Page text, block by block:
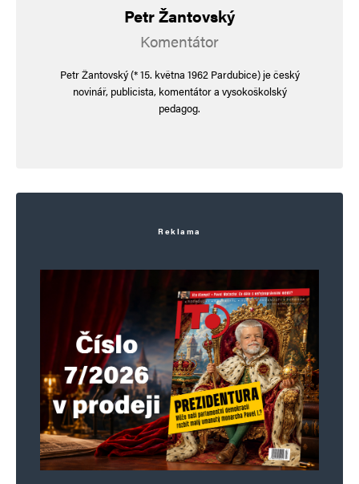
Uložit do prohlížeče jméno, e-mail a webovou stránku pro budoucí
Informujte mě o nových komentářích e-mailem.
Petr Žantovský
Komentátor
Petr Žantovský (* 15. května 1962 Pardubice) je český
novinář, publicista, komentátor a vysokoškolský
pedagog.
Reklama